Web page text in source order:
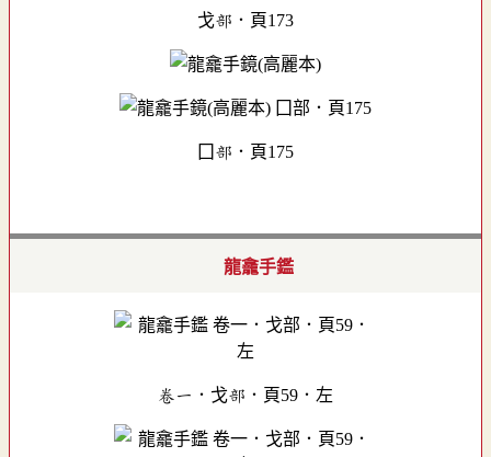
戈部．頁173
囗部．頁175
龍龕手鑑
卷一．戈部．頁59．左